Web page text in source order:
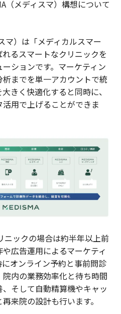
（メディスマ）構想について
マ）は「メディカルスマー
るスマートなクリニックを
ションです。マーケティン
までを単一アカウントで統
きく快適化すると同時に、
用で上げることができま
ニックの場合は約半年以上前
広告運用によるマーケティ
オンライン予約と事前問診
内の業務効率化と待ち時間
そして自動精算機やキャッ
来院の設計も行います。